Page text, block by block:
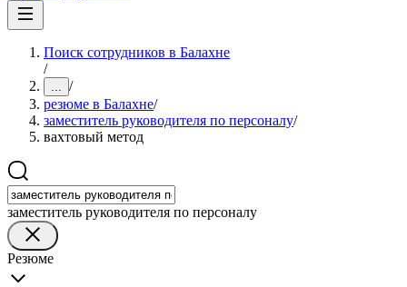
Поиск сотрудников в Балахне
/
... /
резюме в Балахне/
заместитель руководителя по персоналу/
вахтовый метод
заместитель руководителя по персоналу
Резюме